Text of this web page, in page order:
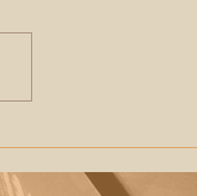
Δημήτρη